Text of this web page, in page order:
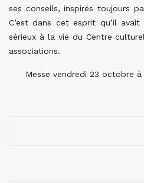
ses conseils, inspirés toujours
C’est dans cet esprit qu’il
sérieux à la vie du Centre
associations.
Messe vendredi 23 octobre